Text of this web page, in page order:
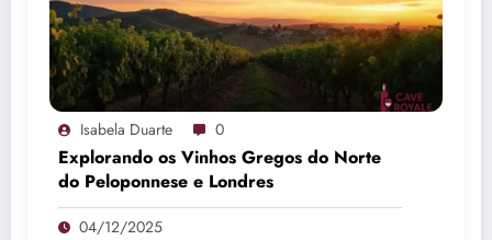
Isabela Duarte 0
Explorando os Vinhos Gregos do Norte
do Peloponnese e Londres
04/12/2025